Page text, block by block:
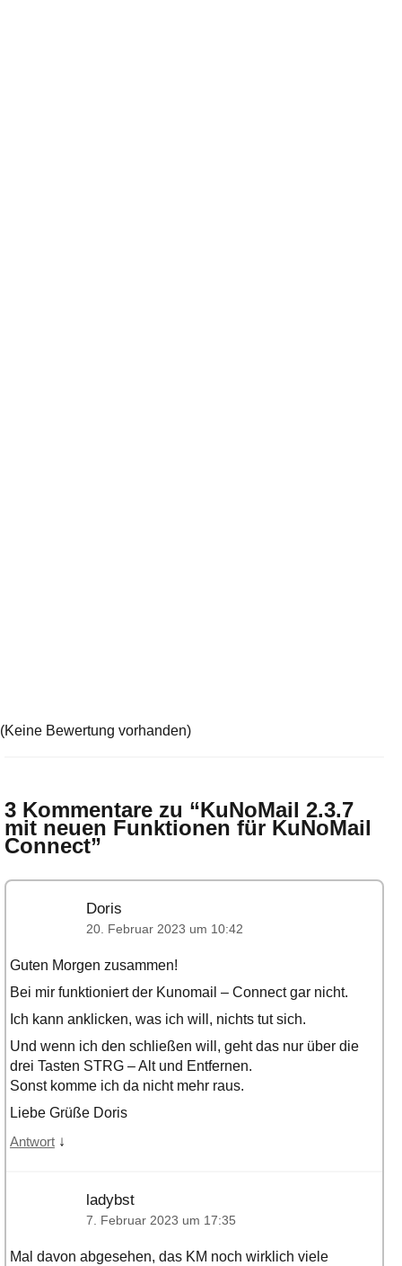
(Keine Bewertung vorhanden)
3 Kommentare zu “KuNoMail 2.3.7
mit neuen Funktionen für KuNoMail
Connect”
Doris
20. Februar 2023 um 10:42
Guten Morgen zusammen!
Bei mir funktioniert der Kunomail – Connect gar nicht.
Ich kann anklicken, was ich will, nichts tut sich.
Und wenn ich den schließen will, geht das nur über die
drei Tasten STRG – Alt und Entfernen.
Sonst komme ich da nicht mehr raus.
Liebe Grüße Doris
Antwort ↓
ladybst
7. Februar 2023 um 17:35
Mal davon abgesehen, das KM noch wirklich viele